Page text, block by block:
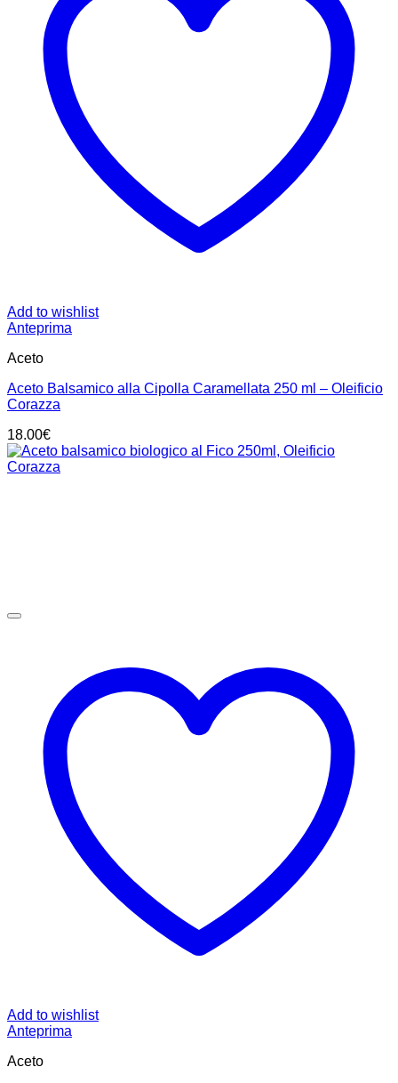
Add to wishlist
Anteprima
Aceto
Aceto Balsamico alla Cipolla Caramellata 250 ml – Oleificio
Corazza
18.00€
Add to wishlist
Anteprima
Aceto